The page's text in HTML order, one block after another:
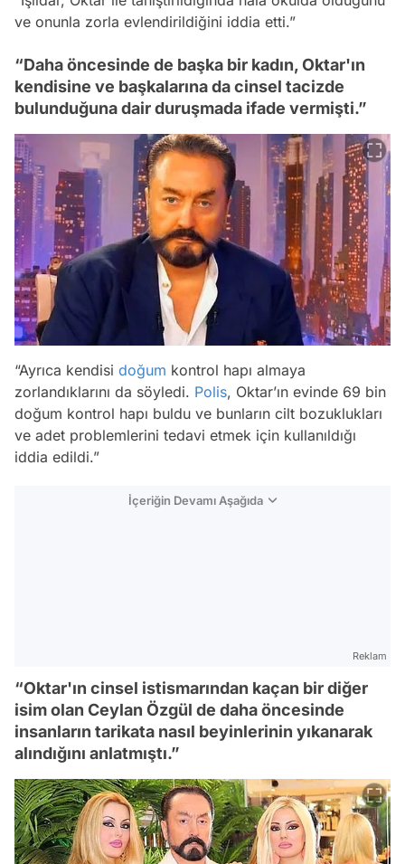
ve onunla zorla evlendirildiğini iddia etti.”
“Daha öncesinde de başka bir kadın, Oktar'ın
kendisine ve başkalarına da cinsel tacizde
bulunduğuna dair duruşmada ifade vermişti.”
“Ayrıca kendisi doğum kontrol hapı almaya
zorlandıklarını da söyledi. Polis, Oktar’ın evinde 69 bin
doğum kontrol hapı buldu ve bunların cilt bozuklukları
ve adet problemlerini tedavi etmek için kullanıldığı
iddia edildi.”
İçeriğin Devamı Aşağıda
Reklam
“Oktar'ın cinsel istismarından kaçan bir diğer
isim olan Ceylan Özgül de daha öncesinde
insanların tarikata nasıl beyinlerinin yıkanarak
alındığını anlatmıştı.”